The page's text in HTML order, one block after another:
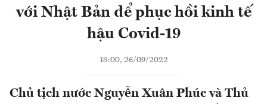
với Nhật Bản để phục hồi kinh tế
hậu Covid-19
18:00, 26/09/2022
Chủ tịch nước Nguyễn Xuân Phúc và Thủ